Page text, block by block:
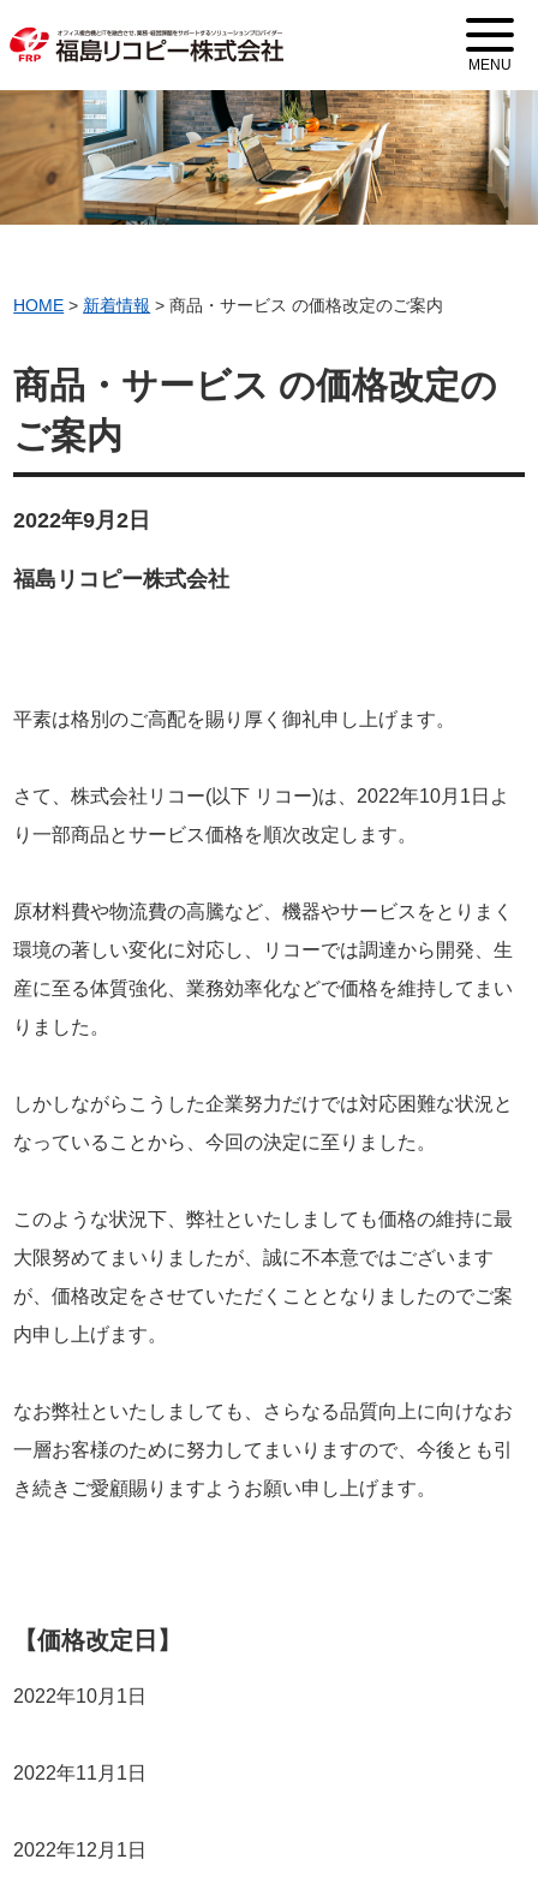
MENU
HOME > 新着情報 >商品・サービス の価格改定のご案内
商品・サービス の価格改定の
ご案内
2022年9月2日
福島リコピー株式会社
平素は格別のご高配を賜り厚く御礼申し上げます。
さて、株式会社リコー(以下 リコー)は、2022年10月1日よ
り一部商品とサービス価格を順次改定します。
原材料費や物流費の高騰など、機器やサービスをとりまく
環境の著しい変化に対応し、リコーでは調達から開発、生
産に至る体質強化、業務効率化などで価格を維持してまい
りました。
しかしながらこうした企業努力だけでは対応困難な状況と
なっていることから、今回の決定に至りました。
このような状況下、弊社といたしましても価格の維持に最
大限努めてまいりましたが、誠に不本意ではございます
が、価格改定をさせていただくこととなりましたのでご案
内申し上げます。
なお弊社といたしましても、さらなる品質向上に向けなお
一層お客様のために努力してまいりますので、今後とも引
き続きご愛顧賜りますようお願い申し上げます。
【価格改定日】
2022年10月1日
2022年11月1日
2022年12月1日